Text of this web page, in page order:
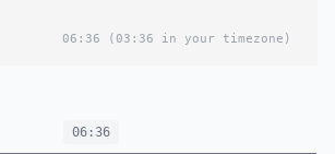
06:36 (03:36 in your timezone)
06:36